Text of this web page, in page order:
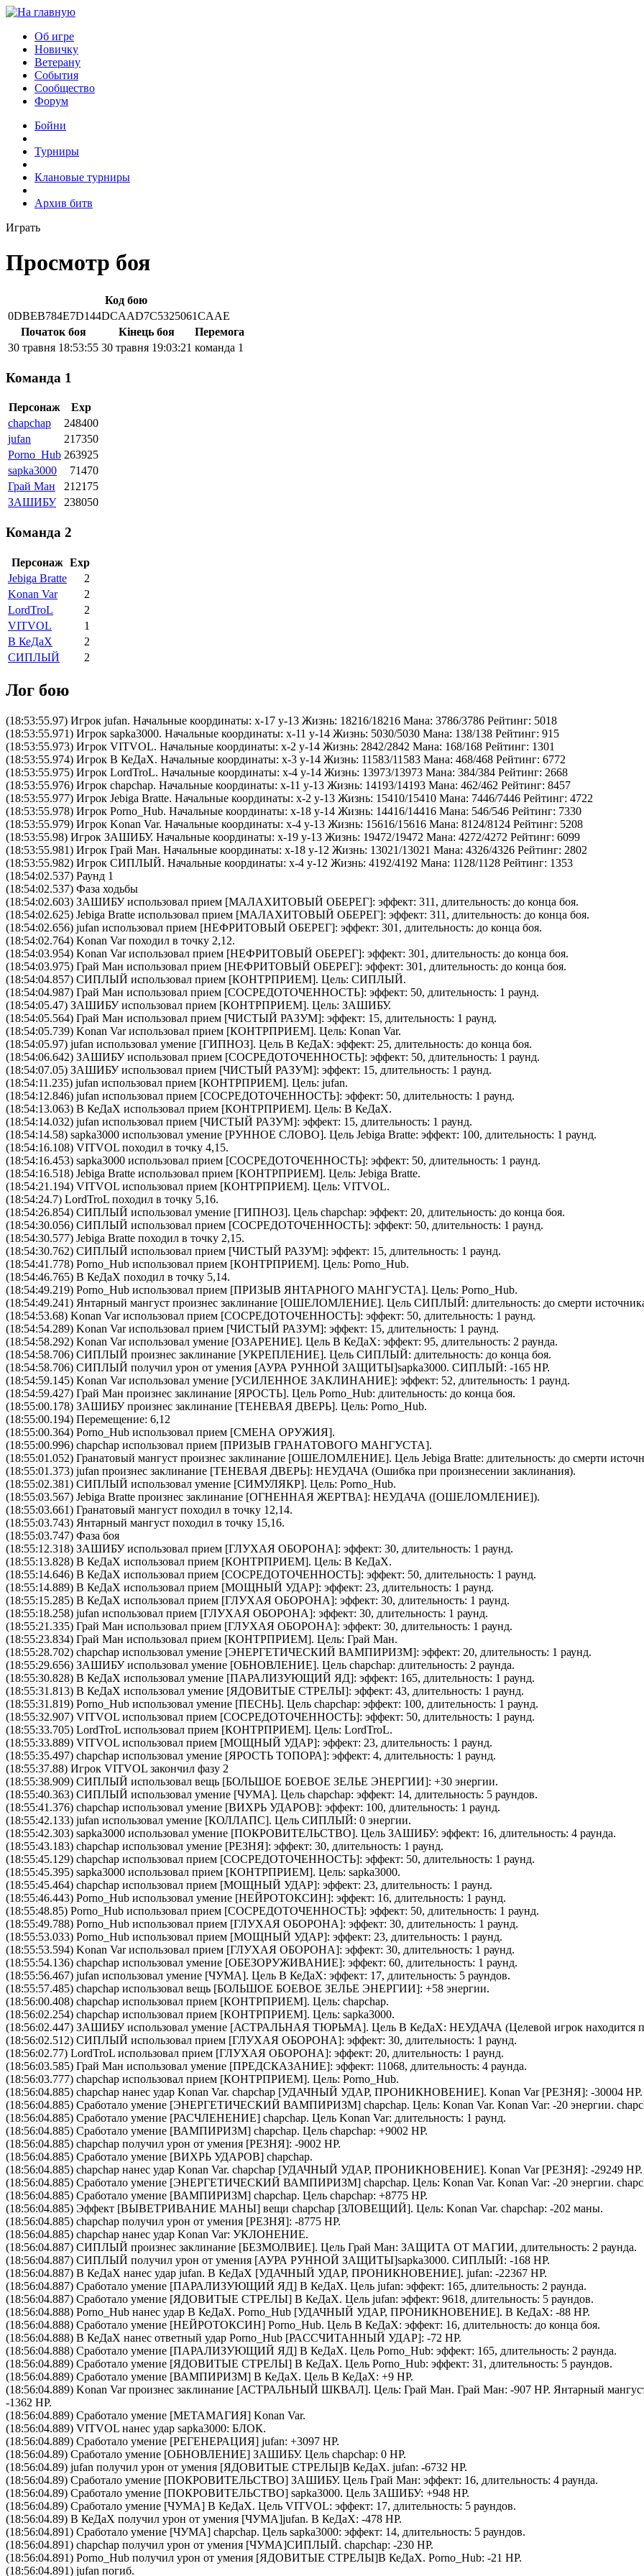
Об игре
Новичку
Ветерану
События
Сообщество
Форум
Бойни
Турниры
Клановые турниры
Архив битв
Играть
Просмотр боя
Код бою
0DBEB784E7D144DCAAD7C5325061CAAE
Початок боя
Кінець боя
Перемога
30 травня 18:53:55 30 травня 19:03:21 команда 1
Команда 1
Персонаж
Exp
chapchap
248400
jufan
217350
Porno_Hub 263925
sapka3000
71470
Грай Ман
212175
ЗАШИБУ
238050
Команда 2
Персонаж Exp
Jebiga Bratte
2
Konan Var
2
LordTroL
2
VITVOL
1
В КеДаХ
2
СИПЛЫЙ
2
Лог бою
(18:53:55.97) Игрок jufan. Начальные координаты: x-17 y-13 Жизнь: 18216/18216 Мана: 3786/3786 Рейтинг: 5018
(18:53:55.971) Игрок sapka3000. Начальные координаты: x-11 y-14 Жизнь: 5030/5030 Мана: 138/138 Рейтинг: 915
(18:53:55.973) Игрок VITVOL. Начальные координаты: x-2 y-14 Жизнь: 2842/2842 Мана: 168/168 Рейтинг: 1301
(18:53:55.974) Игрок В КеДаХ. Начальные координаты: x-3 y-14 Жизнь: 11583/11583 Мана: 468/468 Рейтинг: 6772
(18:53:55.975) Игрок LordTroL. Начальные координаты: x-4 y-14 Жизнь: 13973/13973 Мана: 384/384 Рейтинг: 2668
(18:53:55.976) Игрок chapchap. Начальные координаты: x-11 y-13 Жизнь: 14193/14193 Мана: 462/462 Рейтинг: 8457
(18:53:55.977) Игрок Jebiga Bratte. Начальные координаты: x-2 y-13 Жизнь: 15410/15410 Мана: 7446/7446 Рейтинг: 4722
(18:53:55.978) Игрок Porno_Hub. Начальные координаты: x-18 y-14 Жизнь: 14416/14416 Мана: 546/546 Рейтинг: 7330
(18:53:55.979) Игрок Konan Var. Начальные координаты: x-4 y-13 Жизнь: 15616/15616 Мана: 8124/8124 Рейтинг: 5208
(18:53:55.98) Игрок ЗАШИБУ. Начальные координаты: x-19 y-13 Жизнь: 19472/19472 Мана: 4272/4272 Рейтинг: 6099
(18:53:55.981) Игрок Грай Ман. Начальные координаты: x-18 y-12 Жизнь: 13021/13021 Мана: 4326/4326 Рейтинг: 2802
(18:53:55.982) Игрок СИПЛЫЙ. Начальные координаты: x-4 y-12 Жизнь: 4192/4192 Мана: 1128/1128 Рейтинг: 1353
(18:54:02.537) Раунд 1
(18:54:02.537) Фаза ходьбы
(18:54:02.603) ЗАШИБУиспользовал прием [МАЛАХИТОВЫЙ ОБЕРЕГ]: эффект: 311, длительность: до конца боя.
(18:54:02.625) Jebiga Bratte использовал прием [МАЛАХИТОВЫЙ ОБЕРЕГ]: эффект: 311, длительность: до конца боя.
(18:54:02.656) jufan использовал прием [НЕФРИТОВЫЙ ОБЕРЕГ]: эффект: 301, длительность: до конца боя.
(18:54:02.764) Konan Var походил в точку 2,12.
(18:54:03.954) Konan Varиспользовал прием [НЕФРИТОВЫЙ ОБЕРЕГ]: эффект: 301, длительность: до конца боя.
(18:54:03.975) Грай Ман использовал прием [НЕФРИТОВЫЙ ОБЕРЕГ]: эффект: 301, длительность: до конца боя.
(18:54:04.857) СИПЛЫЙ использовал прием [КОНТРПРИЕМ]. Цель: СИПЛЫЙ.
(18:54:04.987) Грай Ман использовал прием [CОСРЕДОТОЧЕННОСТЬ]: эффект: 50, длительность: 1 раунд.
(18:54:05.47) ЗАШИБУиспользовал прием [КОНТРПРИЕМ]. Цель: ЗАШИБУ.
(18:54:05.564) Грай Ман использовал прием [ЧИСТЫЙ РАЗУМ]: эффект: 15, длительность: 1 раунд.
(18:54:05.739) Konan Varиспользовал прием [КОНТРПРИЕМ]. Цель: Konan Var.
(18:54:05.97) jufan использовал умение [ГИПНОЗ]. Цель В КеДаХ: эффект: 25, длительность: до конца боя.
(18:54:06.642) ЗАШИБУиспользовал прием [CОСРЕДОТОЧЕННОСТЬ]: эффект: 50, длительность: 1 раунд.
(18:54:07.05) ЗАШИБУиспользовал прием [ЧИСТЫЙ РАЗУМ]: эффект: 15, длительность: 1 раунд.
(18:54:11.235) jufan использовал прием [КОНТРПРИЕМ]. Цель: jufan.
(18:54:12.846) jufan использовал прием [CОСРЕДОТОЧЕННОСТЬ]: эффект: 50, длительность: 1 раунд.
(18:54:13.063) В КеДаХ использовал прием [КОНТРПРИЕМ]. Цель: В КеДаХ.
(18:54:14.032) jufan использовал прием [ЧИСТЫЙ РАЗУМ]: эффект: 15, длительность: 1 раунд.
(18:54:14.58) sapka3000 использовал умение [РУННОЕ СЛОВО]. Цель Jebiga Bratte: эффект: 100, длительность: 1 раунд.
(18:54:16.108) VITVOL походил в точку 4,15.
(18:54:16.453) sapka3000 использовал прием [CОСРЕДОТОЧЕННОСТЬ]: эффект: 50, длительность: 1 раунд.
(18:54:16.518) Jebiga Bratte использовал прием [КОНТРПРИЕМ]. Цель: Jebiga Bratte.
(18:54:21.194) VITVOL использовал прием [КОНТРПРИЕМ]. Цель: VITVOL.
(18:54:24.7) LordTroL походил в точку 5,16.
(18:54:26.854) СИПЛЫЙ использовал умение [ГИПНОЗ]. Цель chapchap: эффект: 20, длительность: до конца боя.
(18:54:30.056) СИПЛЫЙ использовал прием [CОСРЕДОТОЧЕННОСТЬ]: эффект: 50, длительность: 1 раунд.
(18:54:30.577) Jebiga Bratte походил в точку 2,15.
(18:54:30.762) СИПЛЫЙ использовал прием [ЧИСТЫЙ РАЗУМ]: эффект: 15, длительность: 1 раунд.
(18:54:41.778) Porno_Hub использовал прием [КОНТРПРИЕМ]. Цель: Porno_Hub.
(18:54:46.765) В КеДаХ походил в точку 5,14.
(18:54:49.219) Porno_Hub использовал прием [ПРИЗЫВ ЯНТАРНОГО МАНГУСТА]. Цель: Porno_Hub.
(18:54:49.241) Янтарный мангуст произнес заклинание [ОШЕЛОМЛЕНИЕ]. Цель СИПЛЫЙ: длительность: до смерти
(18:54:53.68) Konan Varиспользовал прием [CОСРЕДОТОЧЕННОСТЬ]: эффект: 50, длительность: 1 раунд.
(18:54:54.289) Konan Varиспользовал прием [ЧИСТЫЙ РАЗУМ]: эффект: 15, длительность: 1 раунд.
(18:54:58.292) Konan Varиспользовал умение [ОЗАРЕНИЕ]. Цель В КеДаХ: эффект: 95, длительность: 2 раунда.
(18:54:58.706) СИПЛЫЙ произнес заклинание [УКРЕПЛЕНИЕ]. Цель СИПЛЫЙ: длительность: до конца боя.
(18:54:58.706) СИПЛЫЙ получил урон от умения [АУРА РУННОЙ ЗАЩИТЫ]sapka3000. СИПЛЫЙ: -165 HP.
(18:54:59.145) Konan Varиспользовал умение [УСИЛЕННОЕ ЗАКЛИНАНИЕ]: эффект: 52, длительность: 1 раунд.
(18:54:59.427) Грай Ман произнес заклинание [ЯРОСТЬ]. Цель Porno_Hub: длительность: до конца боя.
(18:55:00.178) ЗАШИБУпроизнес заклинание [ТЕНЕВАЯ ДВЕРЬ]. Цель: Porno_Hub.
(18:55:00.194) Перемещение: 6,12
(18:55:00.364) Porno_Hub использовал прием [СМЕНА ОРУЖИЯ].
(18:55:00.996) chapchap использовал прием [ПРИЗЫВ ГРАНАТОВОГО МАНГУСТА].
(18:55:01.052) Гранатовый мангуст произнес заклинание [ОШЕЛОМЛЕНИЕ]. Цель Jebiga Bratte: длительность: до смерти
(18:55:01.373) jufan произнес заклинание [ТЕНЕВАЯ ДВЕРЬ]: НЕУДАЧА (Ошибка при произнесении заклинания).
(18:55:02.381) СИПЛЫЙ использовал умение [СИМУЛЯКР]. Цель: Porno_Hub.
(18:55:03.567) Jebiga Bratte произнес заклинание [ОГНЕННАЯ ЖЕРТВА]: НЕУДАЧА ([ОШЕЛОМЛЕНИЕ]).
(18:55:03.661) Гранатовый мангуст походил в точку 12,14.
(18:55:03.743) Янтарный мангуст походил в точку 15,16.
(18:55:03.747) Фаза боя
(18:55:12.318) ЗАШИБУиспользовал прием [ГЛУХАЯ ОБОРОНА]: эффект: 30, длительность: 1 раунд.
(18:55:13.828) В КеДаХ использовал прием [КОНТРПРИЕМ]. Цель: В КеДаХ.
(18:55:14.646) В КеДаХ использовал прием [CОСРЕДОТОЧЕННОСТЬ]: эффект: 50, длительность: 1 раунд.
(18:55:14.889) В КеДаХ использовал прием [МОЩНЫЙ УДАР]: эффект: 23, длительность: 1 раунд.
(18:55:15.285) В КеДаХ использовал прием [ГЛУХАЯ ОБОРОНА]: эффект: 30, длительность: 1 раунд.
(18:55:18.258) jufan использовал прием [ГЛУХАЯ ОБОРОНА]: эффект: 30, длительность: 1 раунд.
(18:55:21.335) Грай Ман использовал прием [ГЛУХАЯ ОБОРОНА]: эффект: 30, длительность: 1 раунд.
(18:55:23.834) Грай Ман использовал прием [КОНТРПРИЕМ]. Цель: Грай Ман.
(18:55:28.702) chapchap использовал умение [ЭНЕРГЕТИЧЕСКИЙ ВАМПИРИЗМ]: эффект: 20, длительность: 1 раунд.
(18:55:29.656) ЗАШИБУиспользовал умение [ОБНОВЛЕНИЕ]. Цель chapchap: длительность: 2 раунда.
(18:55:30.828) В КеДаХ использовал умение [ПАРАЛИЗУЮЩИЙ ЯД]: эффект: 165, длительность: 1 раунд.
(18:55:31.813) В КеДаХ использовал умение [ЯДОВИТЫЕ СТРЕЛЫ]: эффект: 43, длительность: 1 раунд.
(18:55:31.819) Porno_Hub использовал умение [ПЕСНЬ]. Цель chapchap: эффект: 100, длительность: 1 раунд.
(18:55:32.907) VITVOL использовал прием [CОСРЕДОТОЧЕННОСТЬ]: эффект: 50, длительность: 1 раунд.
(18:55:33.705) LordTroL использовал прием [КОНТРПРИЕМ]. Цель: LordTroL.
(18:55:33.889) VITVOL использовал прием [МОЩНЫЙ УДАР]: эффект: 23, длительность: 1 раунд.
(18:55:35.497) chapchap использовал умение [ЯРОСТЬ ТОПОРА]: эффект: 4, длительность: 1 раунд.
(18:55:37.88) Игрок VITVOL закончил фазу 2
(18:55:38.909) СИПЛЫЙ использовал вещь [БОЛЬШОЕ БОЕВОЕ ЗЕЛЬЕ ЭНЕРГИИ]: +30 энергии.
(18:55:40.363) СИПЛЫЙ использовал умение [ЧУМА]. Цель chapchap: эффект: 14, длительность: 5 раундов.
(18:55:41.376) chapchap использовал умение [ВИХРЬ УДАРОВ]: эффект: 100, длительность: 1 раунд.
(18:55:42.133) jufan использовал умение [КОЛЛАПС]. Цель СИПЛЫЙ: 0 энергии.
(18:55:42.303) sapka3000 использовал умение [ПОКРОВИТЕЛЬСТВО]. Цель ЗАШИБУ: эффект: 16, длительность: 4 раунда.
(18:55:43.183) chapchap использовал умение [РЕЗНЯ]: эффект: 30, длительность: 1 раунд.
(18:55:45.129) chapchap использовал прием [CОСРЕДОТОЧЕННОСТЬ]: эффект: 50, длительность: 1 раунд.
(18:55:45.395) sapka3000 использовал прием [КОНТРПРИЕМ]. Цель: sapka3000.
(18:55:45.464) chapchap использовал прием [МОЩНЫЙ УДАР]: эффект: 23, длительность: 1 раунд.
(18:55:46.443) Porno_Hub использовал умение [НЕЙРОТОКСИН]: эффект: 16, длительность: 1 раунд.
(18:55:48.85) Porno_Hub использовал прием [CОСРЕДОТОЧЕННОСТЬ]: эффект: 50, длительность: 1 раунд.
(18:55:49.788) Porno_Hub использовал прием [ГЛУХАЯ ОБОРОНА]: эффект: 30, длительность: 1 раунд.
(18:55:53.033) Porno_Hub использовал прием [МОЩНЫЙ УДАР]: эффект: 23, длительность: 1 раунд.
(18:55:53.594) Konan Varиспользовал прием [ГЛУХАЯ ОБОРОНА]: эффект: 30, длительность: 1 раунд.
(18:55:54.136) chapchap использовал умение [ОБЕЗОРУЖИВАНИЕ]: эффект: 60, длительность: 1 раунд.
(18:55:56.467) jufan использовал умение [ЧУМА]. Цель В КеДаХ: эффект: 17, длительность: 5 раундов.
(18:55:57.485) chapchap использовал вещь [БОЛЬШОЕ БОЕВОЕ ЗЕЛЬЕ ЭНЕРГИИ]: +58 энергии.
(18:56:00.408) chapchap использовал прием [КОНТРПРИЕМ]. Цель: chapchap.
(18:56:02.254) chapchap использовал прием [КОНТРПРИЕМ]. Цель: sapka3000.
(18:56:02.447) ЗАШИБУиспользовал умение [АСТРАЛЬНАЯ ТЮРЬМА]. Цель В КеДаХ: НЕУДАЧА (Целевой игрок
(18:56:02.512) СИПЛЫЙ использовал прием [ГЛУХАЯ ОБОРОНА]: эффект: 30, длительность: 1 раунд.
(18:56:02.77) LordTroL использовал прием [ГЛУХАЯ ОБОРОНА]: эффект: 20, длительность: 1 раунд.
(18:56:03.585) Грай Ман использовал умение [ПРЕДСКАЗАНИЕ]: эффект: 11068, длительность: 4 раунда.
(18:56:03.777) chapchap использовал прием [КОНТРПРИЕМ]. Цель: Porno_Hub.
(18:56:04.885) chapchap нанес удар Konan Var. chapchap [УДАЧНЫЙ УДАР, ПРОНИКНОВЕНИЕ]. Konan Var[РЕЗНЯ]: -30004 HP.
(18:56:04.885) Сработало умение [ЭНЕРГЕТИЧЕСКИЙ ВАМПИРИЗМ] chapchap. Цель: Konan Var. Konan Var: -20 энергии.
(18:56:04.885) Сработало умение [РАСЧЛЕНЕНИЕ] chapchap. Цель Konan Var: длительность: 1 раунд.
(18:56:04.885) Сработало умение [ВАМПИРИЗМ] chapchap. Цель chapchap: +9002 HP.
(18:56:04.885) chapchap получил урон от умения [РЕЗНЯ]: -9002 HP.
(18:56:04.885) Сработало умение [ВИХРЬ УДАРОВ] chapchap.
(18:56:04.885) chapchap нанес удар Konan Var. chapchap [УДАЧНЫЙ УДАР, ПРОНИКНОВЕНИЕ]. Konan Var[РЕЗНЯ]: -29249 HP.
(18:56:04.885) Сработало умение [ЭНЕРГЕТИЧЕСКИЙ ВАМПИРИЗМ] chapchap. Цель: Konan Var. Konan Var: -20 энергии.
(18:56:04.885) Сработало умение [ВАМПИРИЗМ] chapchap. Цель chapchap: +8775 HP.
(18:56:04.885) Эффект [ВЫВЕТРИВАНИЕ МАНЫ] вещи chapchap [ЗЛОВЕЩИЙ]. Цель: Konan Var. chapchap: -202 маны.
(18:56:04.885) chapchap получил урон от умения [РЕЗНЯ]: -8775 HP.
(18:56:04.885) chapchap нанес удар Konan Var: УКЛОНЕНИЕ.
(18:56:04.887) СИПЛЫЙ произнес заклинание [БЕЗМОЛВИЕ]. Цель Грай Ман: ЗАЩИТА ОТ МАГИИ, длительность: 2 раунда.
(18:56:04.887) СИПЛЫЙ получил урон от умения [АУРА РУННОЙ ЗАЩИТЫ]sapka3000. СИПЛЫЙ: -168 HP.
(18:56:04.887) В КеДаХ нанес удар jufan. В КеДаХ [УДАЧНЫЙ УДАР, ПРОНИКНОВЕНИЕ]. jufan: -22367 HP.
(18:56:04.887) Сработало умение [ПАРАЛИЗУЮЩИЙ ЯД] В КеДаХ. Цель jufan: эффект: 165, длительность: 2 раунда.
(18:56:04.887) Сработало умение [ЯДОВИТЫЕ СТРЕЛЫ] В КеДаХ. Цель jufan: эффект: 9618, длительность: 5 раундов.
(18:56:04.888) Porno_Hub нанес удар В КеДаХ. Porno_Hub [УДАЧНЫЙ УДАР, ПРОНИКНОВЕНИЕ]. В КеДаХ: -88 HP.
(18:56:04.888) Сработало умение [НЕЙРОТОКСИН] Porno_Hub. Цель В КеДаХ: эффект: 16, длительность: до конца боя.
(18:56:04.888) В КеДаХ нанес ответный удар Porno_Hub [РАCСЧИТАННЫЙ УДАР]: -72 HP.
(18:56:04.888) Сработало умение [ПАРАЛИЗУЮЩИЙ ЯД] В КеДаХ. Цель Porno_Hub: эффект: 165, длительность: 2 раунда.
(18:56:04.889) Сработало умение [ЯДОВИТЫЕ СТРЕЛЫ] В КеДаХ. Цель Porno_Hub: эффект: 31, длительность: 5 раундов.
(18:56:04.889) Сработало умение [ВАМПИРИЗМ] В КеДаХ. Цель В КеДаХ: +9 HP.
(18:56:04.889) Konan Varпроизнес заклинание [АСТРАЛЬНЫЙ ШКВАЛ]. Цель: Грай Ман. Грай Ман: -907 HP. Янтарный
-1362 HP.
(18:56:04.889) Сработало умение [МЕТАМАГИЯ] Konan Var.
(18:56:04.889) VITVOL нанес удар sapka3000: БЛОК.
(18:56:04.889) Сработало умение [РЕГЕНЕРАЦИЯ] jufan: +3097 HP.
(18:56:04.89) Сработало умение [ОБНОВЛЕНИЕ] ЗАШИБУ. Цель chapchap: 0 HP.
(18:56:04.89) jufan получил урон от умения [ЯДОВИТЫЕ СТРЕЛЫ]В КеДаХ. jufan: -6732 HP.
(18:56:04.89) Сработало умение [ПОКРОВИТЕЛЬСТВО] ЗАШИБУ. Цель Грай Ман: эффект: 16, длительность: 4 раунда.
(18:56:04.89) Сработало умение [ПОКРОВИТЕЛЬСТВО] sapka3000. Цель ЗАШИБУ: +948 HP.
(18:56:04.89) Сработало умение [ЧУМА] В КеДаХ. Цель VITVOL: эффект: 17, длительность: 5 раундов.
(18:56:04.89) В КеДаХ получил урон от умения [ЧУМА]jufan. В КеДаХ: -478 HP.
(18:56:04.891) Сработало умение [ЧУМА] chapchap. Цель sapka3000: эффект: 14, длительность: 5 раундов.
(18:56:04.891) chapchap получил урон от умения [ЧУМА]СИПЛЫЙ. chapchap: -230 HP.
(18:56:04.891) Porno_Hub получил урон от умения [ЯДОВИТЫЕ СТРЕЛЫ]В КеДаХ. Porno_Hub: -21 HP.
(18:56:04.891) jufan погиб.